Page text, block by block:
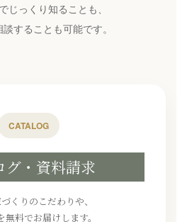
じっくり知ることも、
することも可能です。
CATALOG
グ・資料請求
くりのこだわりや、
無料でお届けします。